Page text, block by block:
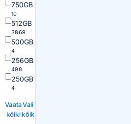
750GB
10
512GB
3869
500GB
4
256GB
498
250GB
4
Vaata
kõiki
Vali
kõik